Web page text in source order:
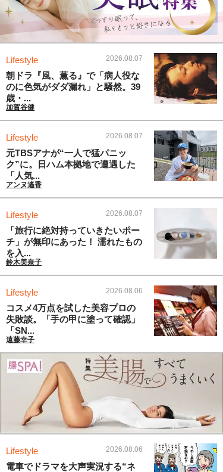
Lifestyle 2026.08.07
朝ドラ『風、薫る』で「病人役な
のに色気がダダ漏れ」と騒然。39
歳・...
加賀谷健
Lifestyle 2026.08.07
元TBSアナが“一人で猛パニッ
ク”に。日ハム本拠地で遭遇した
「人気...
アンヌ遙香
Lifestyle 2026.08.07
「旅行に絶対持っていきたいポー
チ」が無印にあった！ 濡れたもの
を入...
鈴木美奈子
Lifestyle 2026.08.06
コスメ4万点を試した美容プロの
失敗談。「手の甲に塗って確認」
「SN...
遠藤幸子
Lifestyle 2026.08.06
電車でドラマを大声実況する“ネ